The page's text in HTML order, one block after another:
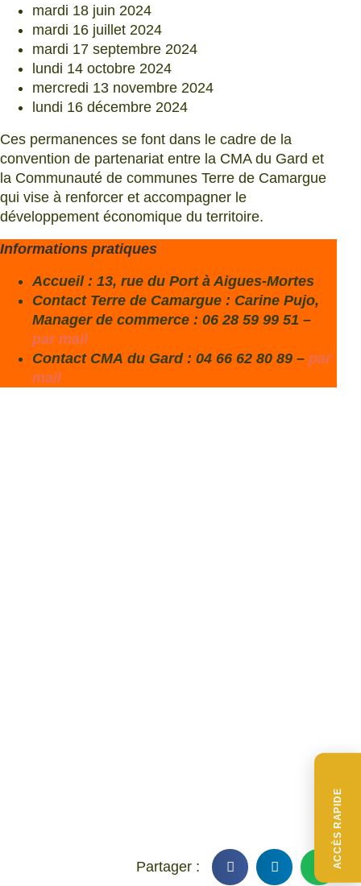
ACCÈS RAPIDE
mardi 18 juin 2024
mardi 16 juillet 2024
mardi 17 septembre 2024
lundi 14 octobre 2024
mercredi 13 novembre 2024
lundi 16 décembre 2024
Ces permanences se font dans le cadre de la
convention de partenariat entre la CMA du Gard et
la Communauté de communes Terre de Camargue
qui vise à renforcer et accompagner le
développement économique du territoire.
Informations pratiques
Accueil : 13, rue du Port à Aigues-Mortes
Contact Terre de Camargue : Carine Pujo,
Manager de commerce : 06 28 59 99 51 –
par mail
Contact CMA du Gard : 04 66 62 80 89 – par
mail